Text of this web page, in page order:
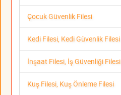
Çocuk Güvenlik Filesi
Kedi Filesi, Kedi Güvenlik Filesi
İnşaat Filesi, İş Güvenliği Filesi
Kuş Filesi, Kuş Önleme Filesi